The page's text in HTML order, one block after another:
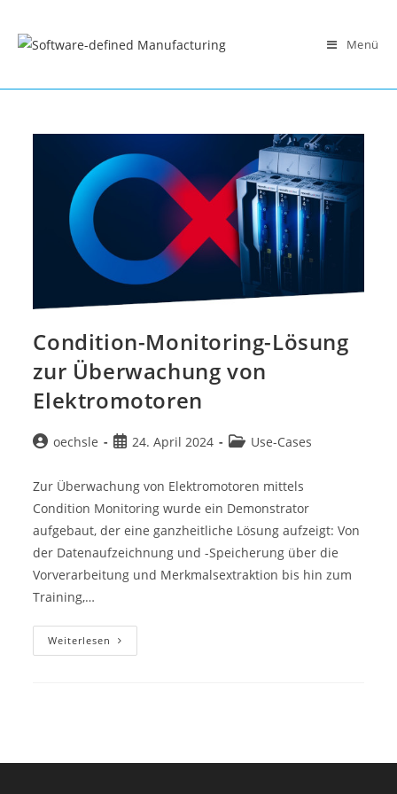
Inhalt
springen
Menü
Condition-Monitoring-Lösung
zur Überwachung von
Elektromotoren
Beitrags-
oechsle
Beitrag
24. April 2024
Beitrags-
Use-Cases
Zur Überwachung von Elektromotoren mittels
Condition Monitoring wurde ein Demonstrator
aufgebaut, der eine ganzheitliche Lösung aufzeigt: Von
der Datenaufzeichnung und -Speicherung über die
Vorverarbeitung und Merkmalsextraktion bis hin zum
Training,…
Weiterlesen Condition-
Monitoring-